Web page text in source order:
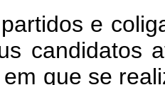
e
candidatos
em que